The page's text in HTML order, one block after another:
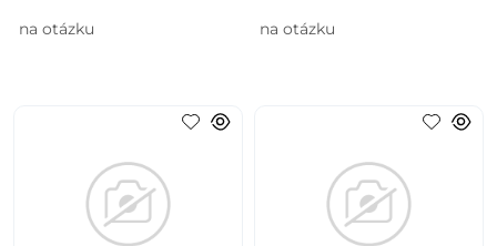
na otázku na otázku